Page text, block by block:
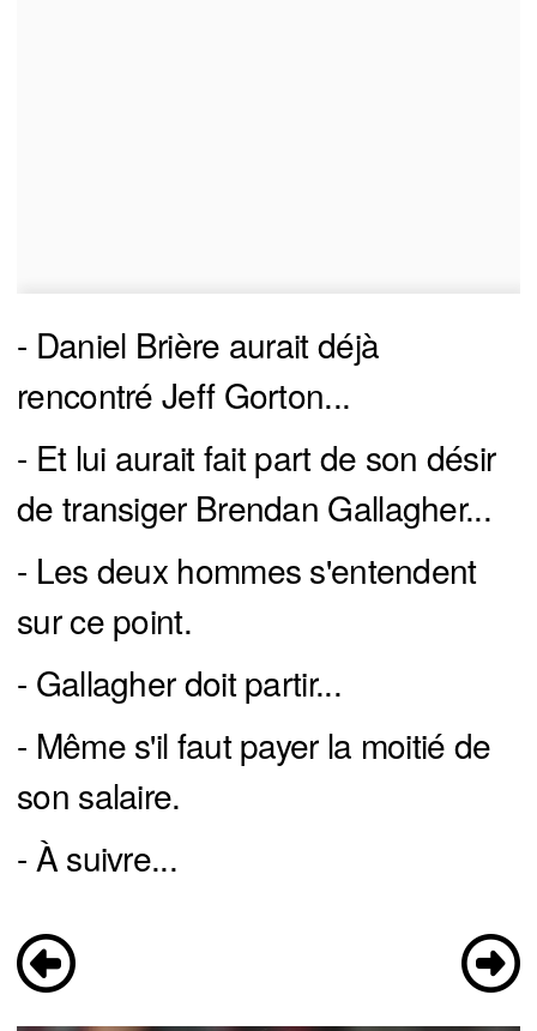
- Daniel Brière aurait déjà
rencontré Jeff Gorton...
- Et lui aurait fait part de son désir
de transiger Brendan Gallagher...
- Les deux hommes s'entendent
sur ce point.
- Gallagher doit partir...
- Même s'il faut payer la moitié de
son salaire.
- À suivre...